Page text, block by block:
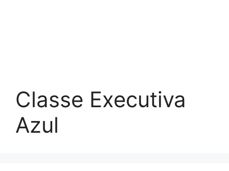
Classe Executiva
Azul